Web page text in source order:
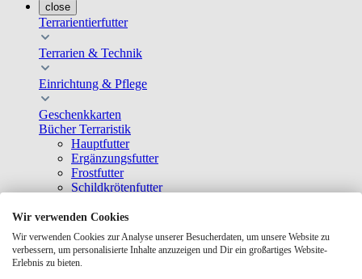
close
Terrarientierfutter
Terrarien & Technik
Einrichtung & Pflege
Geschenkkarten
Bücher Terraristik
Hauptfutter
Ergänzungsfutter
Frostfutter
Schildkrötenfutter
Beleuchtung
Pumpen & Luftbefeuchter
Terrarien
Thermometer & Hygrometer
Wir verwenden Cookies
Wir verwenden Cookies zur Analyse unserer Besucherdaten, um unsere Website zu
verbessern, um personalisierte Inhalte anzuzeigen und Dir ein großartiges Website-
Erlebnis zu bieten.